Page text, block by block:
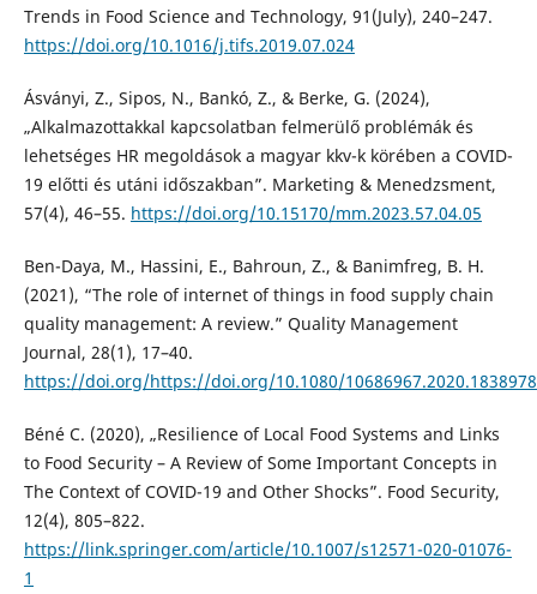
Trends in Food Science and Technology, 91(July), 240–247.
https://doi.org/10.1016/j.tifs.2019.07.024
Ásványi, Z., Sipos, N., Bankó, Z., & Berke, G. (2024),
„Alkalmazottakkal kapcsolatban felmerülő problémák és
lehetséges HR megoldások a magyar kkv-k körében a COVID-
19 előtti és utáni időszakban”. Marketing & Menedzsment,
57(4), 46–55. https://doi.org/10.15170/mm.2023.57.04.05
Ben-Daya, M., Hassini, E., Bahroun, Z., & Banimfreg, B. H.
(2021), “The role of internet of things in food supply chain
quality management: A review.” Quality Management
Journal, 28(1), 17–40.
https://doi.org/https://doi.org/10.1080/10686967.2020.1838978
Béné C. (2020), „Resilience of Local Food Systems and Links
to Food Security – A Review of Some Important Concepts in
The Context of COVID-19 and Other Shocks”. Food Security,
12(4), 805–822.
https://link.springer.com/article/10.1007/s12571-020-01076-
1